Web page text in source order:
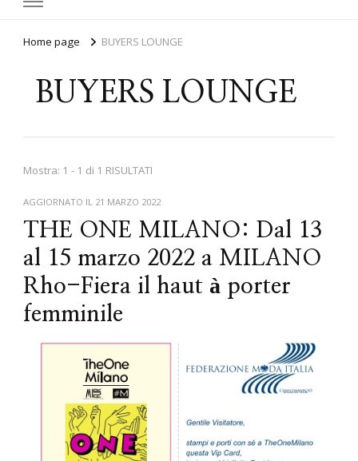
Home page BUYERS LOUNGE
BUYERS LOUNGE
Mostra: 1 - 1 di 1 RISULTATI
AGGIORNATO IL 21 MARZO 2022
THE ONE MILANO: Dal 13
al 15 marzo 2022 a MILANO
Rho-Fiera il haut à porter
femminile